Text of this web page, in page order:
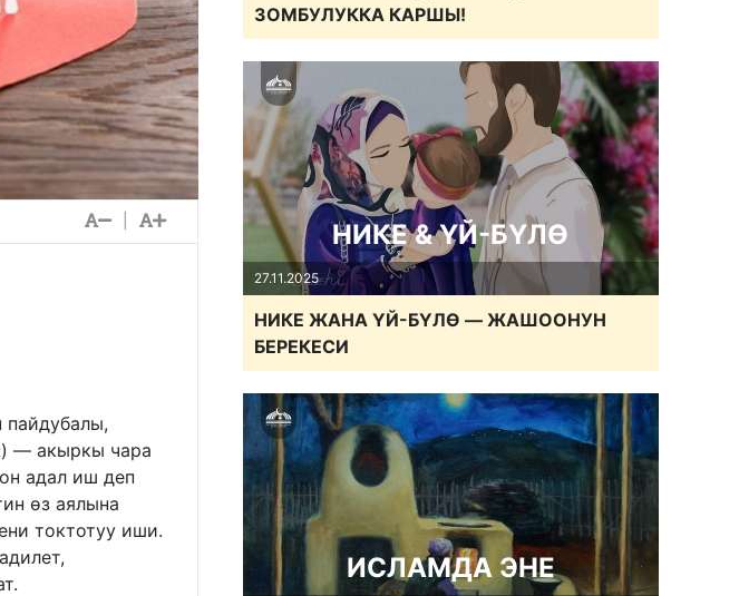
— акыркы чара
адал иш деп
өз аялына
токтотуу иши.
ЗОМБУЛУККА КАРШЫ!
НИКЕ & ҮЙ-БҮЛӨ
27.11.2025
НИКЕ ЖАНА ҮЙ-БҮЛӨ — ЖАШООНУН
БЕРЕКЕСИ
ИСЛАМДА ЭНЕ